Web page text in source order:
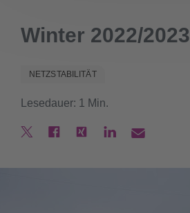
Winter 2022/2023
NETZSTABILITÄT
Lesedauer: 1 Min.